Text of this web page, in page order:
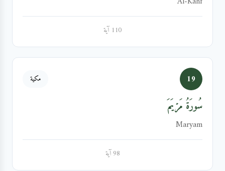
110 آية
19 مكية
سُورَةُ مَرۡيَمَ
Maryam
98 آية